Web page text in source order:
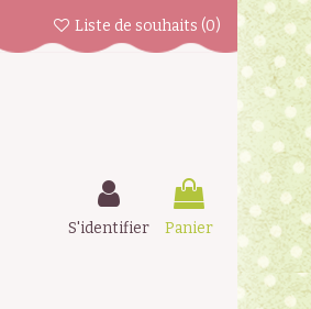
Liste de souhaits (0)
S'identifier Panier